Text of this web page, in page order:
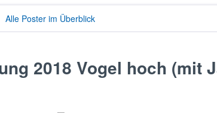
Alle Poster im Überblick
2018 Vogel hoch (mit